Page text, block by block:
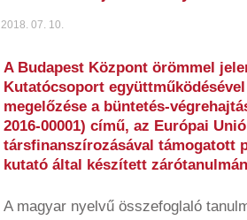
2018. 07. 10.
A Budapest Központ örömmel
Kutatócsoport
megelőzése a büntetés-
2016-00001) című, az Európai
társfinanszírozásával támogatott
kutató által készített
A magyar nyelvű összefoglaló